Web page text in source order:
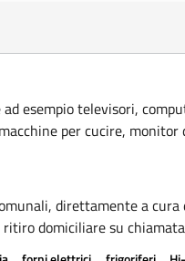
esempio televisori,
per cucire,
direttamente a
domiciliare su